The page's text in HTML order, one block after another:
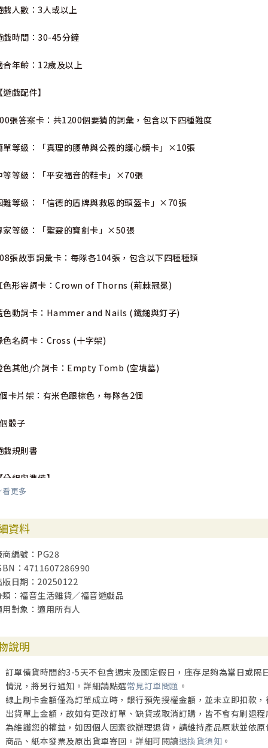
戲人數：3人或以上
戲時間：30-45分鐘
合年齡：12歲及以上
遊戲配件】
張答案卡：共1200個要猜的詞彙，包含以下四種難度
單等級：「真理的腰帶與公義的護心鏡卡」×10張
等等級：「平安福音的鞋卡」×70張
難等級：「信德的盾牌與救恩的頭盔卡」×70張
家等級：「聖靈的寶劍卡」×50張
張故事詞彙卡：每隊各104張，包含以下四種種類
色形容詞卡：Crown of Thorns (荊棘冠冕)
色動詞卡：Hammer and Nails (鐵鎚與釘子)
色名詞卡：Cross (十字架)
色其他/介詞卡：Empty Tomb (空墳墓)
卡片架：有米色跟棕色，每隊各2個
骰子
戲規則書
分組與準備】
故事詞彙卡按四種顏色（紅色、藍色、綠色、橙色）分類並放置在自
方隊伍自行決定計時時間長度。
擲骰與抽卡】
案卡上的數字，選出要猜的詞彙。看到要猜的詞彙後，將答案卡覆蓋
雙方喊BIBLE SLAM開始遊戲】
雙方提詞人看到答案卡後，棕色隊伍的提詞人先喊出「BIBLE」，米
人使用四種故事詞彙卡進行提示，從每種顏色的卡片中選出一張關
，不能給另一隊隊友看到。隊伍成員根據故事詞彙卡的提示內容進
定時間內皆未猜中，提詞人宣布答案並移除該卡片，並進入下一回合。
看更多
資料
商編號：PG28
：4711607286990
版日期：20250122
類：福音生活雜貨／福音遊戲品
用對象：適用所有人
說明
訂單備貨時間約3-5天不包含週末及國定假日，庫存足夠為當日或
情況，將另行通知。詳細請點選常見訂單問題 。
線上刷卡金額僅為訂單成立時，銀行預先授權金額，並未立即扣款
出貨單上金額，故如有更改訂單、缺貨或取消訂購，皆不會有刷退程
為維護您的權益，如因個人因素欲辦理退貨，請維持產品原狀並依
商品、紙本發票及原出貨單寄回。詳細可閱讀退換貨須知 。